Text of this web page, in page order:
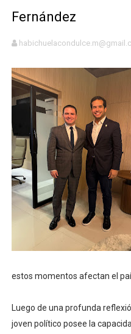
DGPCF: 55 años
Operativo
-Propeep y Gestión
Ministerio de Defensa
MICM y CECCOM
Bienes Nacionales
Residentes en San
El magistrado Henry
​Domingo Plácido
Graduación XII
UNTC inicia ofensiva
Fernández
estos momentos afectan el
Luego de una profunda
joven político posee la